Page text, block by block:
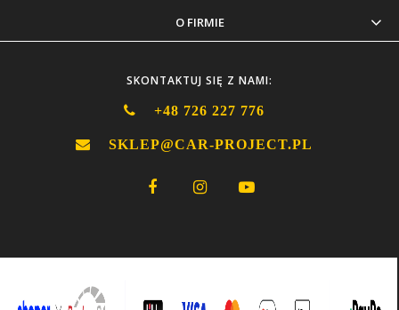
O FIRMIE
SKONTAKTUJ SIĘ Z NAMI:
+48 726 227 776
SKLEP@CAR-PROJECT.PL